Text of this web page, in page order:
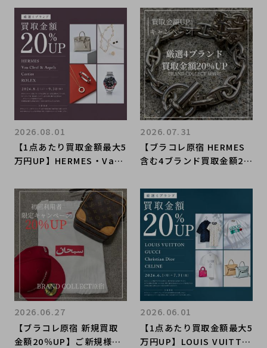
【1点あたり買取金額最大5
万円UP】HERMES・Van
r・ROLEX 買取金額20%U
Pキャンペーン開催中！
【期間限定】
2026.08.01
【ブラコレ原宿 HERMES
含む4ブランド買取金額2
選4ブランドの買取金額が2
0％UPするキャンペーンを
開催いたします！
2026.07.31
【ブラコレ原宿 新規買取
金額20％UP】ご新規様限
2026.06.27
【1点あたり買取金額最大5
万円UP】LOUIS VUITTO
2026.06.01